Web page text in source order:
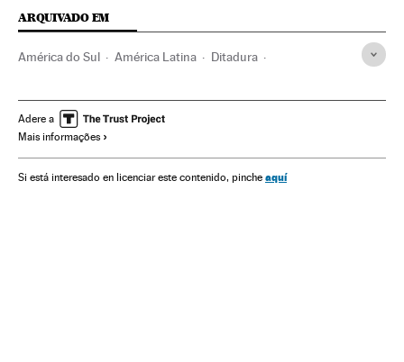
ARQUIVADO EM
América do Sul América Latina Ditadura
História Política Salvador Allende
Ditadura Pinochet
Exílio Asilo político Chile Ditadura militar
Adere a
Mais informações
Si está interesado en licenciar este contenido, pinche aquí